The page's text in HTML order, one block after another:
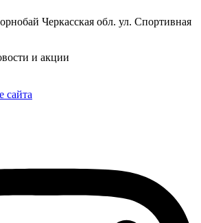
Черкасская обл. ул. Спортивная
и акции
сайта